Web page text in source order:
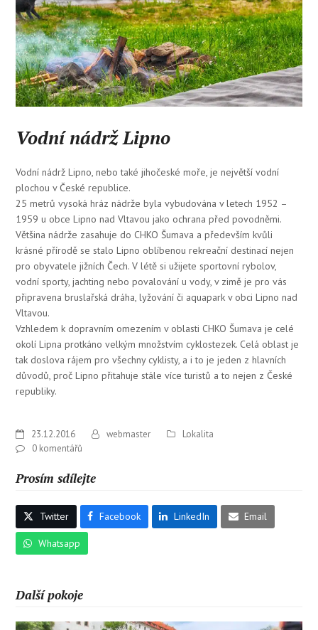
Vodní nádrž Lipno
Vodní nádrž Lipno, nebo také jihočeské moře, je největší vodní
plochou v České republice.
25 metrů vysoká hráz nádrže byla vybudována v letech 1952 –
1959 u obce Lipno nad Vltavou jako ochrana před povodněmi.
Většina nádrže zasahuje do CHKO Šumava a především kvůli
krásné přírodě se stalo Lipno oblíbenou rekreační destinací nejen
pro obyvatele jižních Čech. V létě si užijete sportovní rybolov,
vodní sporty, jachting nebo povalování u vody, v zimě je pro vás
připravena bruslařská dráha, lyžování či aquapark v obci Lipno nad
Vltavou.
Vzhledem k dopravním omezením v oblasti CHKO Šumava je celé
okolí Lipna protkáno velkým množstvím cyklostezek. Celá oblast je
tak doslova rájem pro všechny cyklisty, a i to je jeden z hlavních
důvodů, proč Lipno přitahuje stále více turistů a to nejen z České
republiky.
23.12.2016 webmaster
Lokalita
0 komentářů
Prosím sdílejte
Twitter Facebook LinkedIn Email
Whatsapp
Další pokoje